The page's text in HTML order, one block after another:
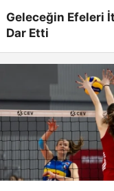
Geleceğin Efeleri
Dar Etti